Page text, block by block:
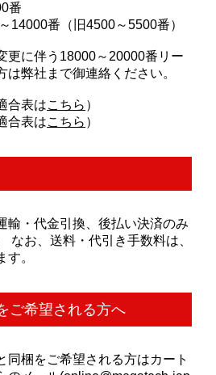
番
14000番（旧4500～5500番）
更に伴う18000～20000番リー
は弊社まで御連絡ください。
合表はこちら ）
合表はこちら ）
輸・代金引換、後払い決済のみ
なお、送料・代引き手数料は、
。
ご希望される方へ
同梱をご希望される方はカート